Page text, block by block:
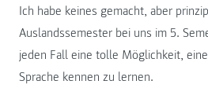
Ich habe keines gemacht, aber
Auslandssemester bei uns im 5.
jeden Fall eine tolle Möglichkeit,
Sprache kennen zu lernen.